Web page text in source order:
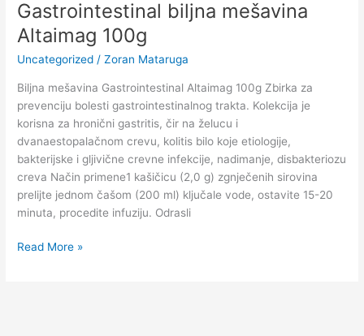
Gastrointestinal biljna mešavina
Altaimag 100g
Uncategorized /Zoran Mataruga
Biljna mešavina Gastrointestinal Altaimag 100g Zbirka za
prevenciju bolesti gastrointestinalnog trakta. Kolekcija je
korisna za hronični gastritis, čir na želucu i
dvanaestopalačnom crevu, kolitis bilo koje etiologije,
bakterijske i gljivične crevne infekcije, nadimanje, disbakteriozu
creva Način primene1 kašičicu (2,0 g) zgnječenih sirovina
prelijte jednom čašom (200 ml) ključale vode, ostavite 15-20
minuta, procedite infuziju. Odrasli
Gastrointestinal
biljna
mešavina
Altaimag
Read More »